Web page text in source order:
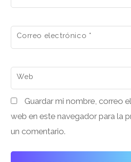
Correo electrónico *
Web
Guardar mi nombre, correo
web en este navegador para la
un comentario.